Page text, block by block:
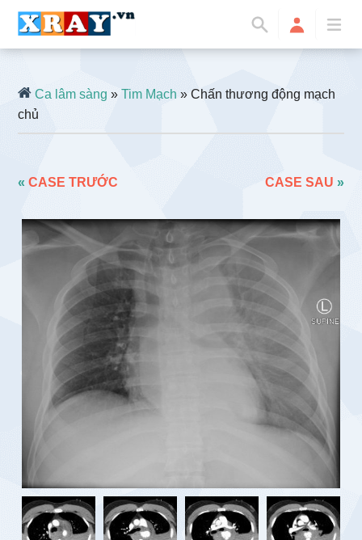
Ca lâm sàng »Tim Mạch » Chấn thương động mạch
chủ
«CASE TRƯỚC CASE SAU »